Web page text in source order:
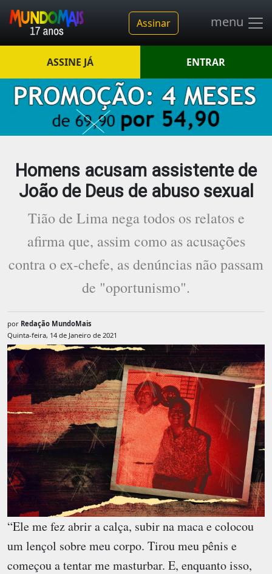
Assinar menu
ASSINE JÁ ENTRAR
Homens acusam assistente de
João de Deus de abuso sexual
Tião de Lima nega todos os relatos e
afirma que, assim como as acusações
contra o ex-chefe, as denúncias não passam
de "oportunismo".
por Redação MundoMais
Quinta-feira, 14 de Janeiro de 2021
“Ele me fez abrir a calça, subir na maca e colocou
um lençol sobre meu corpo. Tirou meu pênis e
começou a tentar me masturbar. E, enquanto isso,